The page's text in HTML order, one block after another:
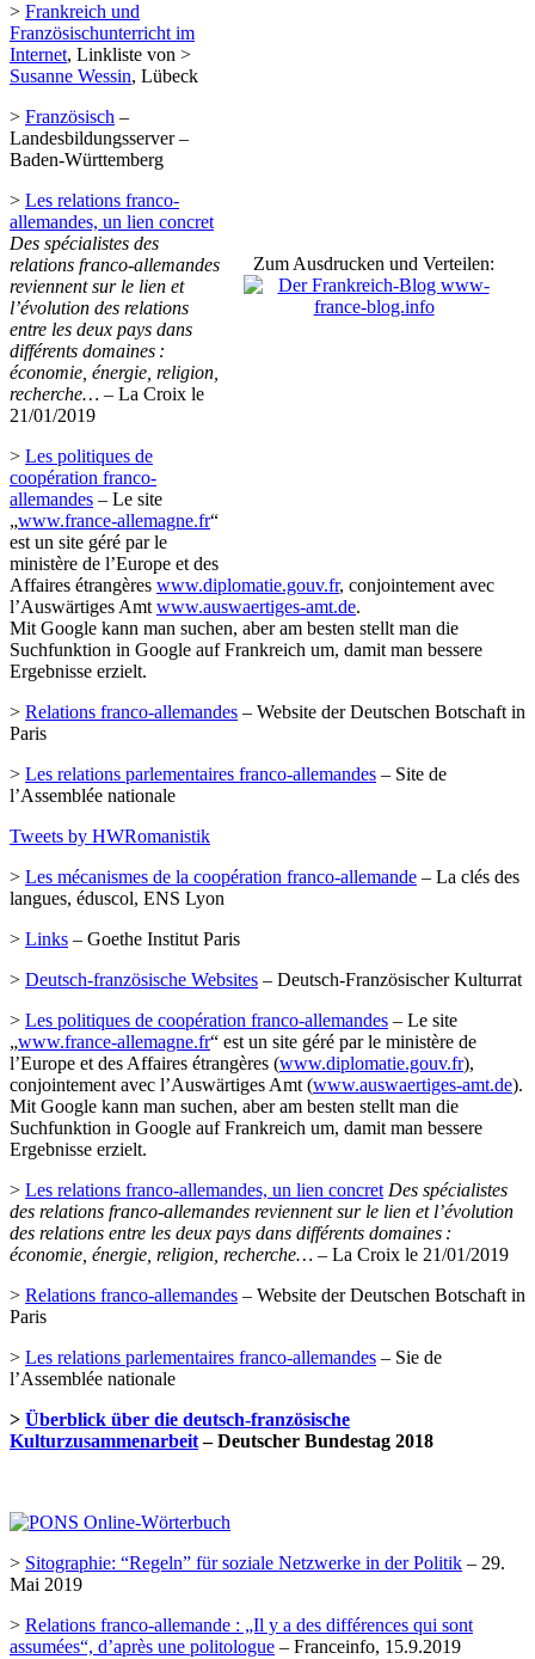
Zum Ausdrucken und Verteilen:
> Frankreich und
Französischunterricht im
Internet, Linkliste von >
Susanne Wessin, Lübeck
> Französisch –
Landesbildungsserver –
Baden-Württemberg
> Les relations franco-
allemandes, un lien concret
Des spécialistes des
relations franco-allemandes
reviennent sur le lien et
l’évolution des relations
entre les deux pays dans
différents domaines :
économie, énergie, religion,
recherche… – La Croix le
21/01/2019
> Les politiques de
coopération franco-
allemandes – Le site
„www.france-allemagne.fr“
est un site géré par le
ministère de l’Europe et des
Affaires étrangères www.diplomatie.gouv.fr, conjointement avec
l’Auswärtiges Amt www.auswaertiges-amt.de.
Mit Google kann man suchen, aber am besten stellt man die
Suchfunktion in Google auf Frankreich um, damit man bessere
Ergebnisse erzielt.
> Relations franco-allemandes – Website der Deutschen Botschaft in
Paris
> Les relations parlementaires franco-allemandes – Site de
l’Assemblée nationale
Tweets by HWRomanistik
> Les mécanismes de la coopération franco-allemande – La clés des
langues, éduscol, ENS Lyon
> Links – Goethe Institut Paris
> Deutsch-französische Websites – Deutsch-Französischer Kulturrat
> Les politiques de coopération franco-allemandes – Le site
„www.france-allemagne.fr“ est un site géré par le ministère de
l’Europe et des Affaires étrangères (www.diplomatie.gouv.fr),
conjointement avec l’Auswärtiges Amt (www.auswaertiges-amt.de).
Mit Google kann man suchen, aber am besten stellt man die
Suchfunktion in Google auf Frankreich um, damit man bessere
Ergebnisse erzielt.
> Les relations franco-allemandes, un lien concret Des spécialistes
des relations franco-allemandes reviennent sur le lien et l’évolution
des relations entre les deux pays dans différents domaines :
économie, énergie, religion, recherche… – La Croix le 21/01/2019
> Relations franco-allemandes – Website der Deutschen Botschaft in
Paris
> Les relations parlementaires franco-allemandes – Sie de
l’Assemblée nationale
> Überblick über die deutsch-französische
Kulturzusammenarbeit– Deutscher Bundestag 2018
> Sitographie: “Regeln” für soziale Netzwerke in der Politik – 29.
Mai 2019
> Relations franco-allemande : „Il y a des différences qui sont
assumées“, d’après une politologue – Franceinfo, 15.9.2019